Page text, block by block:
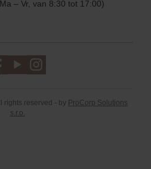
– Vr, van 8:30 tot 17:00)
rights reserved - by ProCorp Solutions
s.r.o.